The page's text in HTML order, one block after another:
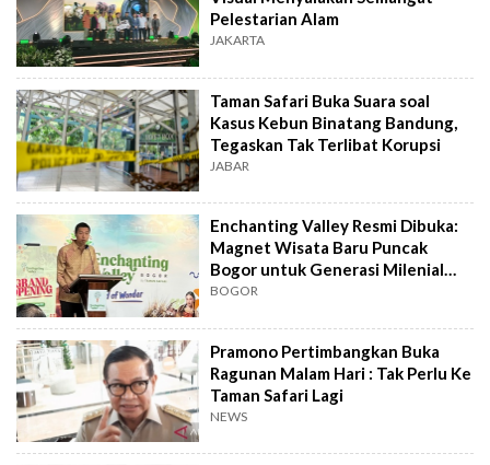
Pelestarian Alam
JAKARTA
Taman Safari Buka Suara soal
Kasus Kebun Binatang Bandung,
Tegaskan Tak Terlibat Korupsi
JABAR
Enchanting Valley Resmi Dibuka:
Magnet Wisata Baru Puncak
Bogor untuk Generasi Milenial
dan Gen Z
BOGOR
Pramono Pertimbangkan Buka
Ragunan Malam Hari : Tak Perlu Ke
Taman Safari Lagi
NEWS